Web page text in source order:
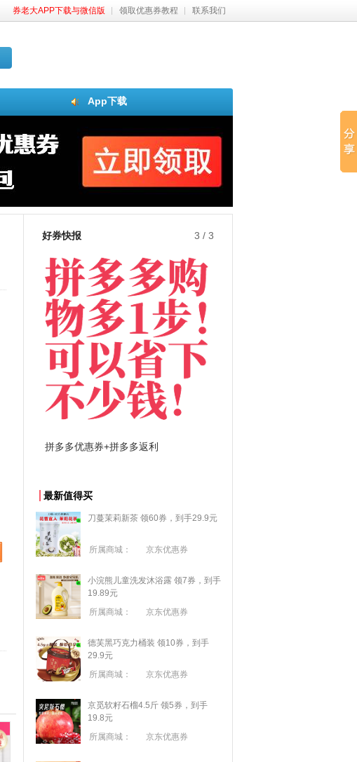
券老大APP下载与微信版 领取优惠券教程 联系我们
App下载
好券快报 3 / 3
拼多多优惠券+拼多多返利
最新值得买
刀蔓茉莉新茶 领60券，到手29.9元
所属商城： 京东优惠券
小浣熊儿童洗发沐浴露 领7券，到手
19.89元
所属商城：
京东优惠券
德芙黑巧克力桶装 领10券，到手
29.9元
所属商城：
京东优惠券
京觅软籽石榴4.5斤 领5券，到手
19.8元
所属商城：
京东优惠券